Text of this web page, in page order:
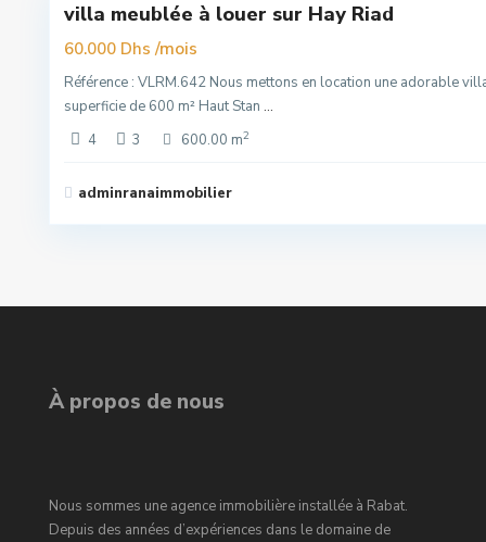
villa meublée à louer sur Hay Riad
60.000 Dhs/mois
Référence : VLRM.642 Nous mettons en location une adorable
superficie de 600 m² Haut Stan ...
4
3 600.00 m2
adminranaimmobilier
À propos de nous
Nous sommes une agence immobilière installée à Rabat.
Depuis des années d’expériences dans le domaine de